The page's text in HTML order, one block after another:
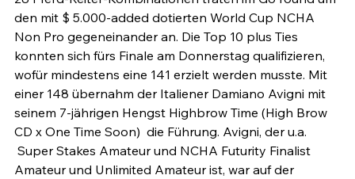
den mit $ 5.000-added dotierten World Cup NCHA
Non Pro gegeneinander an. Die Top 10 plus Ties
konnten sich fürs Finale am Donnerstag qualifizieren,
wofür mindestens eine 141 erzielt werden musste. Mit
einer 148 übernahm der Italiener Damiano Avigni mit
seinem 7-jährigen Hengst Highbrow Time (High Brow
CD x One Time Soon)  die Führung. Avigni, der u.a.
Super Stakes Amateur und NCHA Futurity Finalist
Amateur und Unlimited Amateur ist, war auf der